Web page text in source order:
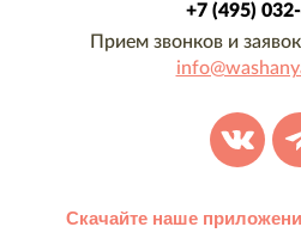
+7 (495)
Прием звонков и
Скачайте наше